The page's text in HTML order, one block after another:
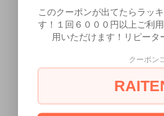
歳未満の方には販
あなたは18歳
[ はい ] [
このクーポンが出てたらラッ
す！１回６０００円以上ご利
用いただけます！リピータ
クーポン